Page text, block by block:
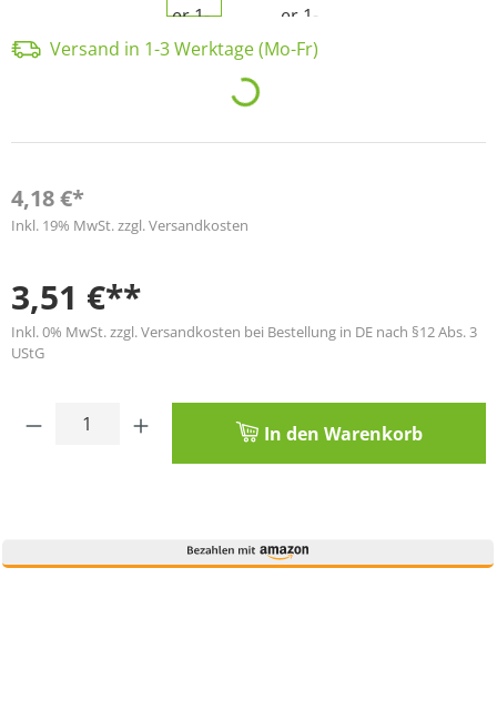
Versand in 1-3 Werktage (Mo-Fr)
Loading...
4,18 €*
Inkl. 19% MwSt. zzgl. Versandkosten
3,51 €**
Inkl. 0% MwSt. zzgl. Versandkosten bei Bestellung in DE nach §12 Abs. 3
UStG
Produkt Anzahl: Gib den gewünschten
In den Warenkorb